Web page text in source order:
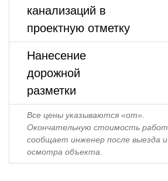
канализаций в
проектную отметку
Нанесение
дорожной
разметки
Все цены указываются «от».
Окончательную стоимость работ
сообщает инженер после выезда и
осмотра объекта.